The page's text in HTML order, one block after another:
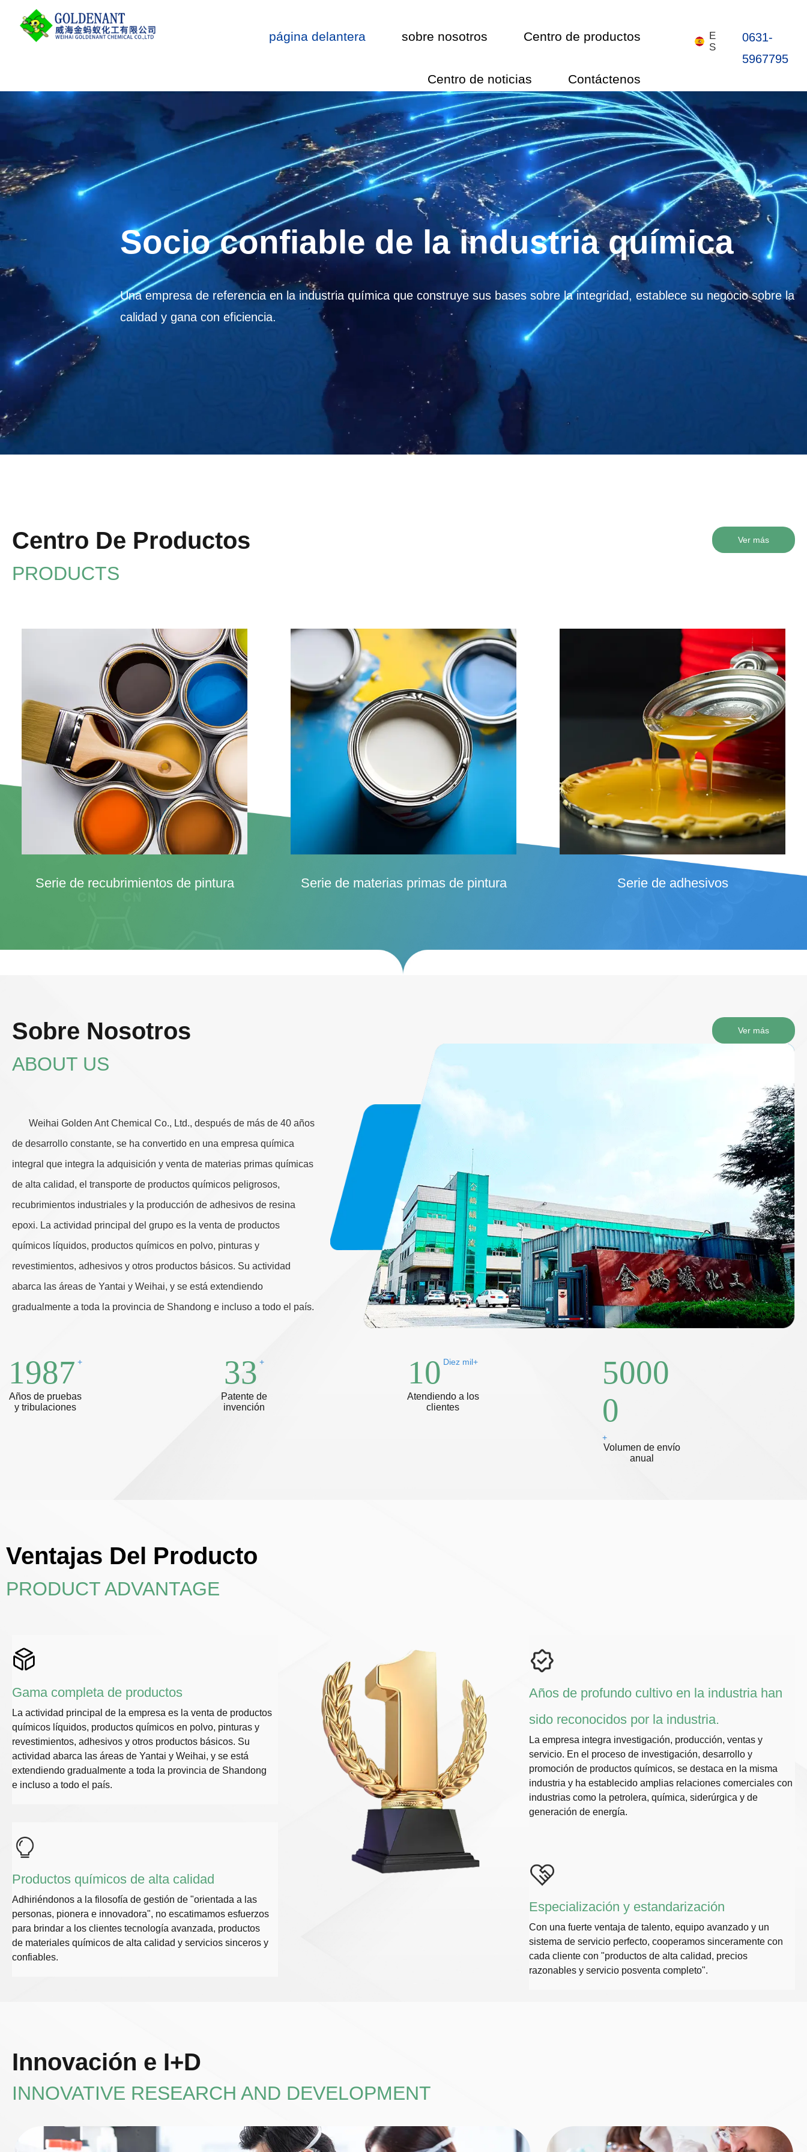
página delantera sobre nosotros Centro de productos
Centro de noticias Contáctenos
E
S
0631-
5967795
ES
首页 关于我们
产品中心
新闻中心
联系我们
Socio confiable de la industria química
Una empresa de referencia en la industria química que construye sus bases sobre la integridad, establece su negocio sobre la
calidad y gana con eficiencia.
Centro De Productos
PRODUCTS
Ver más
Serie de materias primas de pintura Serie de adhesivos Pintura de silicona
Sobre Nosotros
ABOUT US
Weihai Golden Ant Chemical Co., Ltd., después de más de 40 años
de desarrollo constante, se ha convertido en una empresa química
integral que integra la adquisición y venta de materias primas químicas
de alta calidad, el transporte de productos químicos peligrosos,
recubrimientos industriales y la producción de adhesivos de resina
epoxi. La actividad principal del grupo es la venta de productos
químicos líquidos, productos químicos en polvo, pinturas y
revestimientos, adhesivos y otros productos básicos. Su actividad
abarca las áreas de Yantai y Weihai, y se está extendiendo
gradualmente a toda la provincia de Shandong e incluso a todo el país.
Ver más
1987 +
Años de pruebas
y tribulaciones
33 +
Patente de
invención
10 Diez mil+
Atendiendo a los
clientes
5000
0
+
Volumen de envío
anual
Ventajas Del Producto
PRODUCT ADVANTAGE
Gama completa de productos
La actividad principal de la empresa es la venta de productos
químicos líquidos, productos químicos en polvo, pinturas y
revestimientos, adhesivos y otros productos básicos. Su
actividad abarca las áreas de Yantai y Weihai, y se está
extendiendo gradualmente a toda la provincia de Shandong
e incluso a todo el país.
Productos químicos de alta calidad
Adhiriéndonos a la filosofía de gestión de "orientada a las
personas, pionera e innovadora", no escatimamos esfuerzos
para brindar a los clientes tecnología avanzada, productos
de materiales químicos de alta calidad y servicios sinceros y
confiables.
Años de profundo cultivo en la industria han
sido reconocidos por la industria.
La empresa integra investigación, producción, ventas y
servicio. En el proceso de investigación, desarrollo y
promoción de productos químicos, se destaca en la misma
industria y ha establecido amplias relaciones comerciales con
industrias como la petrolera, química, siderúrgica y de
generación de energía.
Especialización y estandarización
Con una fuerte ventaja de talento, equipo avanzado y un
sistema de servicio perfecto, cooperamos sinceramente con
cada cliente con "productos de alta calidad, precios
razonables y servicio posventa completo".
Innovación e I+D
INNOVATIVE RESEARCH AND DEVELOPMENT